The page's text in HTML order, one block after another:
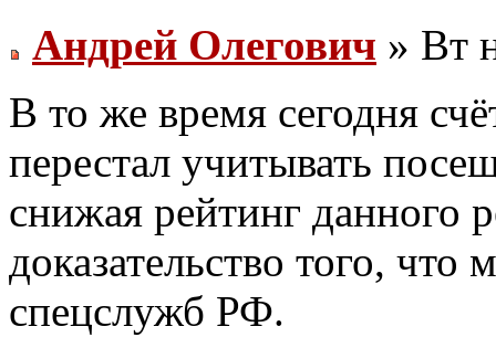
Андрей Олегович » Вт
В то же время сегодня
перестал учитывать
снижая рейтинг данного
доказательство того, что
спецслужб РФ.